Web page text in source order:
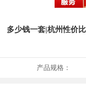
多少钱一套|杭州性价
产品规格：